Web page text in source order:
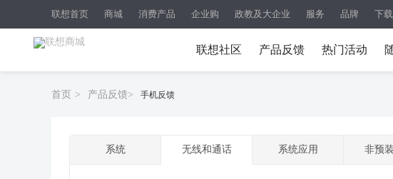
联想首页 商城 消费产品 企业购 政教及大企业 服务 品牌 下
联想社区 产品反馈 热门活动
首页 > 产品反馈> 手机反馈
系统 无线和通话 系统应用 非预